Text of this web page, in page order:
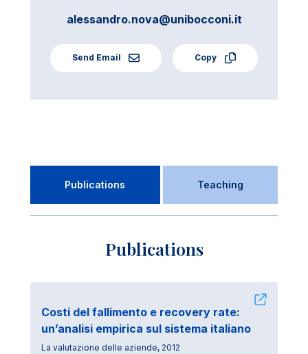
alessandro.nova@unibocconi.it
Send Email Copy
Publications Teaching
Publications
Costi del fallimento e recovery rate:
un’analisi empirica sul sistema italiano
La valutazione delle aziende, 2012